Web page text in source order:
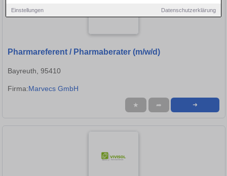
Einstellungen Datenschutzerklärung
Pharmareferent / Pharmaberater (m/w/d)
Bayreuth, 95410
Firma:Marvecs GmbH
★ ➦ ➜